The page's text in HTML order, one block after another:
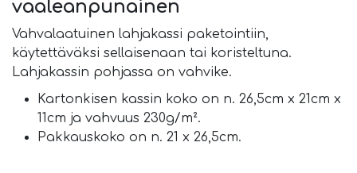
vaaleanpunainen
Vahvalaatuinen lahjakassi paketointiin,
käytettäväksi sellaisenaan tai koristeltuna.
Lahjakassin pohjassa on vahvike.
Kartonkisen kassin koko on n. 26,5cm x 21cm x
11cm ja vahvuus 230g/m².
Pakkauskoko on n. 21 x 26,5cm.